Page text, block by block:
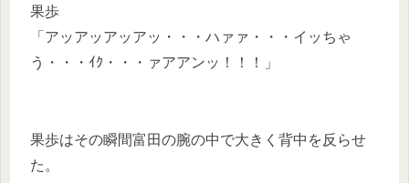
果歩
「アッアッアッアッ・・・ハァァ・・・イッちゃ
う・・・ｲｸ・・・ァアアンッ！！！」
果歩はその瞬間富田の腕の中で大きく背中を反らせ
た。